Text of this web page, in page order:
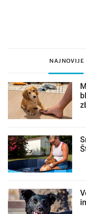
NAJNOVIJE